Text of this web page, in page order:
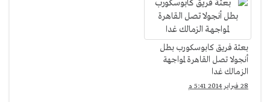
بعثة فريق كابوسكورب بطل
أنجولا تصل القاهرة لمواجهة
الزمالك غدا
28 فبراير 2014 5:41 م